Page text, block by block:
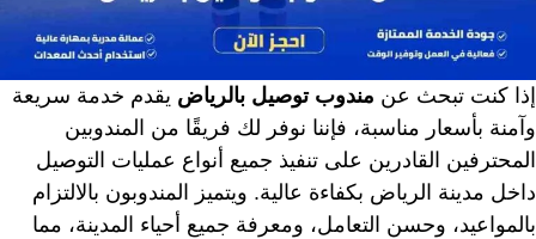
إذا كنت تبحث عن مندوب توصيل بالرياض يقدم خدمة سريعة
وآمنة بأسعار مناسبة، فإننا نوفر لك فريقًا من المندوبين
المحترفين القادرين على تنفيذ جميع أنواع عمليات التوصيل
داخل مدينة الرياض بكفاءة عالية. ويتميز المندوبون بالالتزام
بالمواعيد، وحسن التعامل، ومعرفة جميع أحياء المدينة، مما